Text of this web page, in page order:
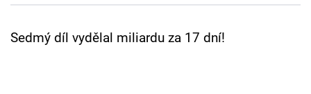
Sedmý díl vydělal miliardu za 17 dní!